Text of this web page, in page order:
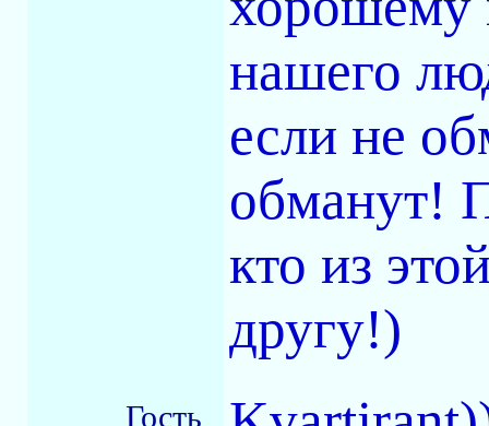
нашего
если не
обманут!
кто из
другу!)
Гость